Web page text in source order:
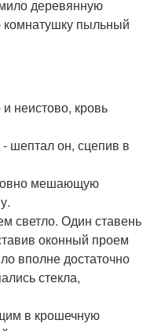
деревянную
комнатушку пыльный
неистово, кровь
шептал он, сцепив в
мешающую
светло. Один ставень
оконный проем
вполне достаточно
стекла,
в крошечную